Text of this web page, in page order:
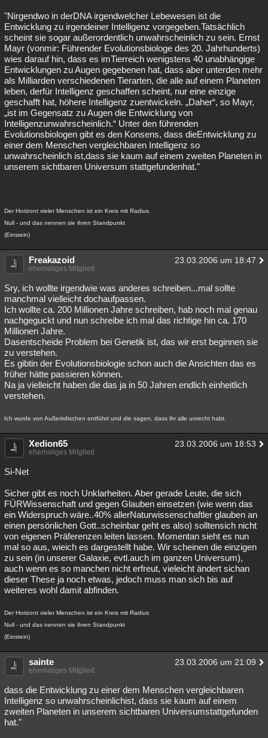
"Nirgendwo in derDNA irgendwelcher Lebewesen ist die
Entwicklung zu irgendeiner Intelligenz vorgegeben.Tatsächlich
scheint sie sogar außerordentlich unwahrscheinlich zu sein. Ernst
Mayr (vonmir: Führender Evolutionsbiologe des 20. Jahrhunderts)
wies darauf hin, dass es imTierreich wenigstens 40 unabhängige
Entwicklungen zu Augen gegebenen hat, dass aber unterden mehr
als Milliarden verschiedenen Tierarten, die alle auf einem Planeten
leben, derfür Intelligenz geschaffen scheint, nur eine einzige
geschafft hat, höhere Intelligenz zuentwickeln. „Daher“, so Mayr,
„ist im Gegensatz zu Augen die Entwicklung von
Intelligenzunwahrscheinlich.“ Unter den führenden
Evolutionsbiologen gibt es den Konsens, dass dieEntwicklung zu
einer dem Menschen vergleichbaren Intelligenz so
unwahrscheinlich ist,dass sie kaum auf einem zweiten Planeten in
unserem sichtbaren Universum stattgefundenhat."
Der Horizont vieler Menschen ist ein Kreis mit Radius
Null - und das nennen sie ihren Standpunkt
(Einstein)
Freakazoid 23.03.2006 um 18:47
ehemaliges Mitglied
Sry, ich wollte irgendwie was anderes schreiben...mal sollte
manchmal vielleicht dochaufpassen.
Ich wollte ca. 200 Millionen Jahre schreiben, hab noch mal genau
nachgeguckt und nun schreibe ich mal das richtige hin ca. 170
Millionen Jahre.
Dasentscheide Problem bei Genetik ist, das wir erst beginnen sie
zu verstehen.
Es gibtin der Evolutionsbiologie schon auch die Ansichten das es
früher hätte passieren können.
Na ja vielleicht haben die das ja in 50 Jahren endlich einheitlich
verstehen.
Ich wurde von Außerirdischen entführt und die sagen, dass ihr alle unrecht habt.
Xedion65 23.03.2006 um 18:53
ehemaliges Mitglied
Si-Net
Sicher gibt es noch Unklarheiten. Aber gerade Leute, die sich
FÜRWissenschaft und gegen Glauben einsetzen (wie wenn das
ein Widerspruch wäre..40% allerNaturwissenschaftler glauben an
einen persönlichen Gott..scheinbar geht es also) solltensich nicht
von eigenen Präferenzen leiten lassen. Momentan sieht es nun
mal so aus, wieich es dargestellt habe. Wir scheinen die einzigen
zu sein (in unserer Galaxie, evtl.auch im ganzen Universum),
auch wenn es so manchen nicht erfreut, vieleicht ändert sichan
dieser These ja noch etwas, jedoch muss man sich bis auf
weiteres wohl damit abfinden.
Der Horizont vieler Menschen ist ein Kreis mit Radius
Null - und das nennen sie ihren Standpunkt
(Einstein)
sainte 23.03.2006 um 21:09
ehemaliges Mitglied
dass die Entwicklung zu einer dem Menschen vergleichbaren
Intelligenz so unwahrscheinlichist, dass sie kaum auf einem
zweiten Planeten in unserem sichtbaren Universumstattgefunden
hat."